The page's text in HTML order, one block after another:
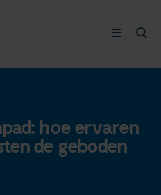
hoe ervaren
de geboden